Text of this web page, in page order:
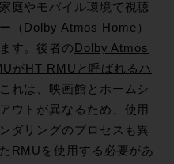
庭やモバイル環境で視聴
（Dolby Atmos Home）
す。後者の Dolby Atmos
がHT-RMUと呼ばれるハ
これは、映画館とホームシ
ウトが異なるため、使用
ダリングのプロセスも異
RMUを使用する必要があ